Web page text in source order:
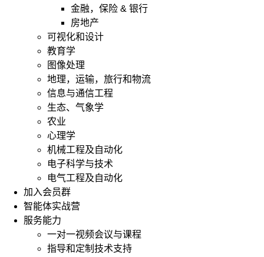
金融，保险 & 银行
房地产
可视化和设计
教育学
图像处理
地理，运输，旅行和物流
信息与通信工程
生态、气象学
农业
心理学
机械工程及自动化
电子科学与技术
电气工程及自动化
加入会员群
智能体实战营
服务能力
一对一视频会议与课程
指导和定制技术支持